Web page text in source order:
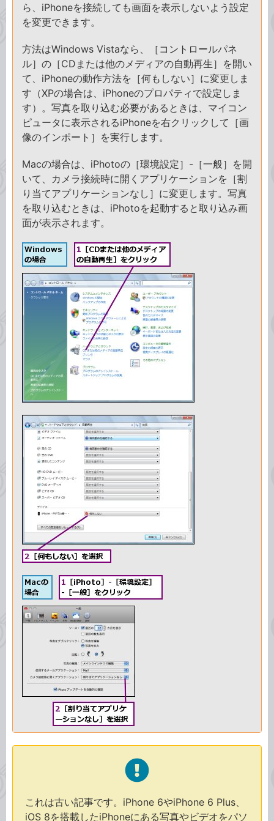
ら、iPhoneを接続しても画面を表示しないよう設定
を変更できます。
方法はWindows Vistaなら、［コントロールパネ
ル］の［CDまたは他のメディアの自動再生］を開い
て、iPhoneの動作方法を［何もしない］に変更しま
す（XPの場合は、iPhoneのプロパティで設定しま
す）。写真を取り込む必要があるときは、マイコン
ピュータに表示されるiPhoneを右クリックして［画
像のインポート］を実行します。
Macの場合は、iPhotoの［環境設定］-［一般］を開
いて、カメラ接続時に開くアプリケーションを［割
り当てアプリケーションなし］に変更します。写真
を取り込むときは、iPhotoを起動すると取り込み画
面が表示されます。
これは古い記事です。iPhone 6やiPhone 6 Plus、
iOS 8を搭載したiPhoneにある写真やビデオをパソ